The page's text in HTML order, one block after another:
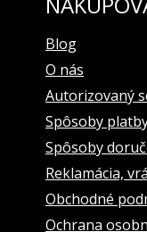
Blog
O nás
Autorizovaný
Spôsoby
Spôsoby
Reklamácia,
Obchodné
Ochrana